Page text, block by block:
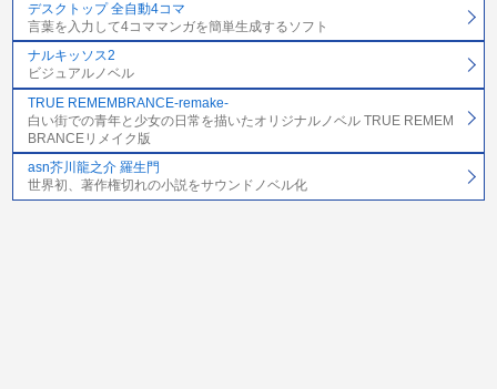
デスクトップ 全自動4コマ
言葉を入力して4コママンガを簡単生成するソフト
ナルキッソス2
ビジュアルノベル
TRUE REMEMBRANCE-remake-
白い街での青年と少女の日常を描いたオリジナルノベル TRUE REMEM
BRANCEリメイク版
asn芥川龍之介 羅生門
世界初、著作権切れの小説をサウンドノベル化